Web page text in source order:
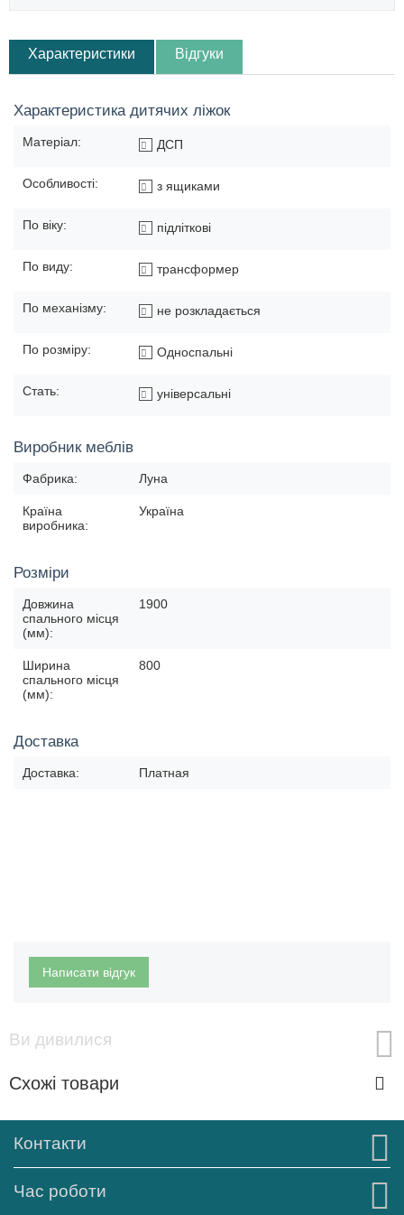
Характеристики Відгуки
Характеристика дитячих ліжок
Матеріал: ДСП
Особливості: з ящиками
По віку: підліткові
По виду: трансформер
По механізму: не розкладається
По розміру: Односпальні
Стать: універсальні
Виробник меблів
Фабрика: Луна
Країна
виробника:
Україна
Розміри
Довжина
спального місця
(мм):
1900
Ширина
спального місця
(мм):
800
Доставка
Доставка: Платная
Написати відгук
Ви дивилися
Схожі товари
Контакти
Час роботи